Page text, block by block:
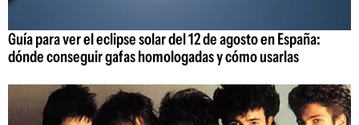
Guía para ver el eclipse solar del 12 de agosto en España:
dónde conseguir gafas homologadas y cómo usarlas